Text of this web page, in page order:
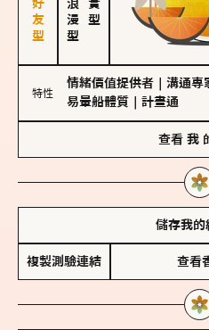
浪漫型
特性
情緒價值提供者 溝通專
易暈船體質
計畫通
查看 我
儲存我的
複製測驗連結 查看